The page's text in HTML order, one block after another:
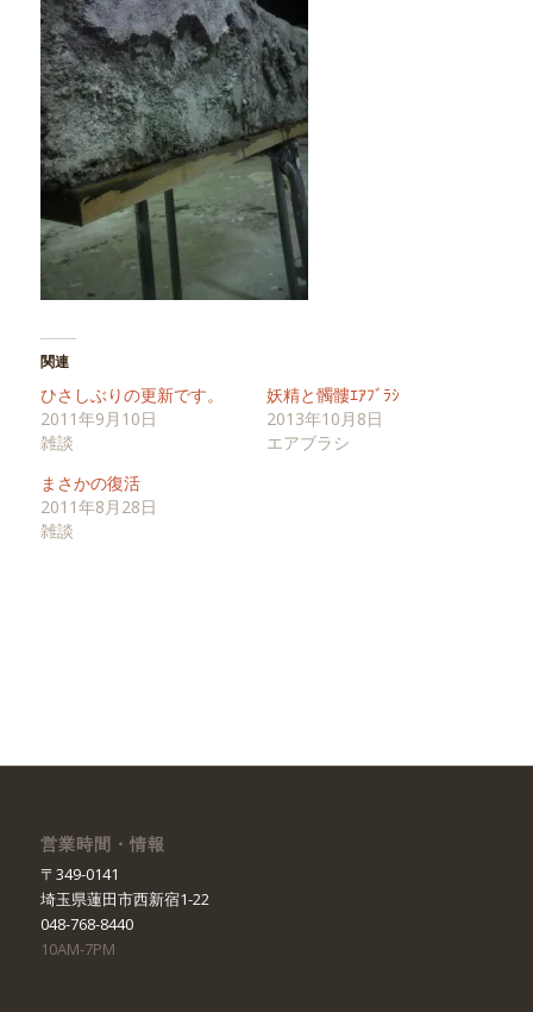
関連
ひさしぶりの更新です。
2011年9月10日
雑談
妖精と髑髏ｴｱﾌﾞﾗｼ
2013年10月8日
エアブラシ
まさかの復活
2011年8月28日
雑談
営業時間・情報
〒349-0141
埼玉県蓮田市西新宿1-22
048-768-8440
10AM-7PM